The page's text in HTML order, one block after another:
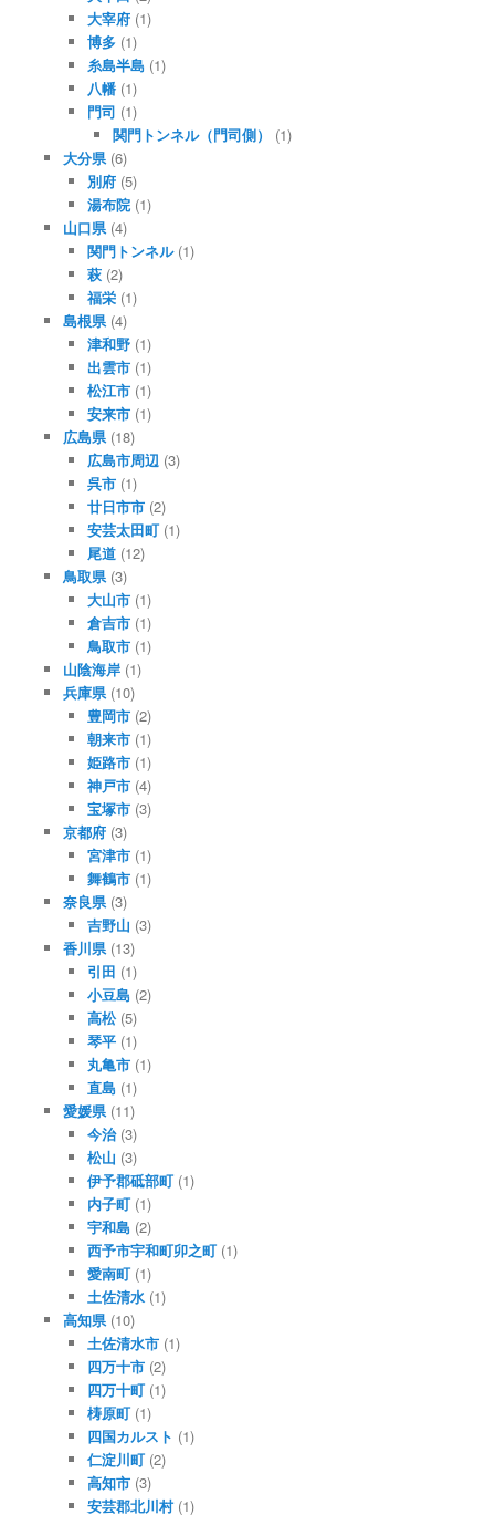
大宰府 (1)
博多 (1)
糸島半島 (1)
八幡 (1)
門司 (1)
関門トンネル（門司側）
(1)
大分県(6)
別府 (5)
湯布院 (1)
山口県(4)
関門トンネル(1)
萩 (2)
福栄 (1)
島根県(4)
津和野 (1)
出雲市 (1)
松江市 (1)
安来市 (1)
広島県(18)
広島市周辺 (3)
呉市 (1)
廿日市市 (2)
安芸太田町 (1)
尾道 (12)
鳥取県(3)
大山市 (1)
倉吉市 (1)
鳥取市 (1)
山陰海岸(1)
兵庫県(10)
豊岡市 (2)
朝来市 (1)
姫路市 (1)
神戸市 (4)
宝塚市 (3)
京都府(3)
宮津市 (1)
舞鶴市 (1)
奈良県(3)
吉野山 (3)
香川県(13)
引田 (1)
小豆島 (2)
高松(5)
琴平 (1)
丸亀市 (1)
直島 (1)
愛媛県(11)
今治(3)
松山 (3)
伊予郡砥部町 (1)
内子町 (1)
宇和島 (2)
西予市宇和町卯之町 (1)
愛南町 (1)
土佐清水 (1)
高知県(10)
土佐清水市 (1)
四万十市 (2)
四万十町 (1)
梼原町 (1)
四国カルスト (1)
仁淀川町 (2)
高知市 (3)
安芸郡北川村(1)